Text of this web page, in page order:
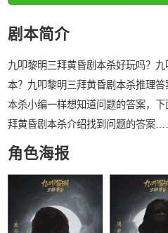
剧本简介
九叩黎明三拜黄昏剧本杀好玩吗？
本？九叩黎明三拜黄昏剧本杀推理
本杀小编一样想知道问题的答案，
拜黄昏剧本杀介绍找到问题的答案
角色海报